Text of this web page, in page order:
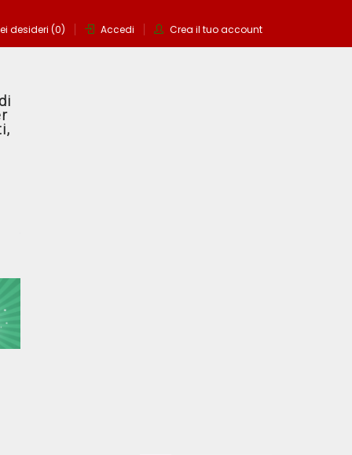
desideri (0) Accedi Crea il tuo account